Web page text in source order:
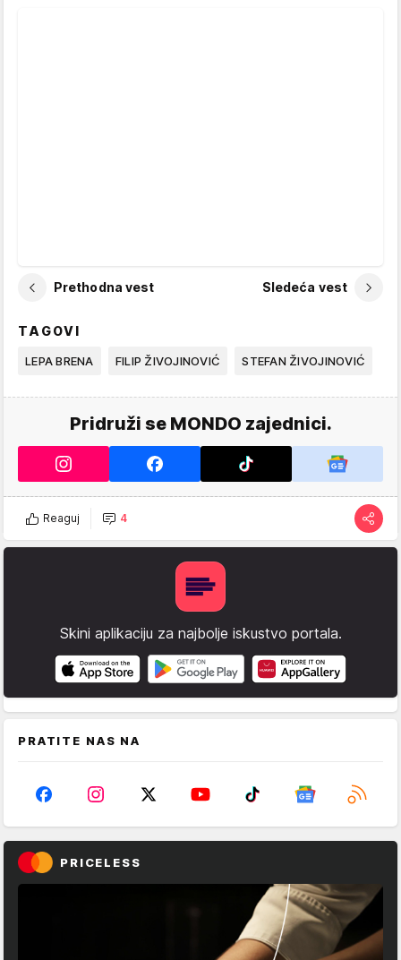
Prethodna vest Sledeća vest
TAGOVI
LEPA BRENA FILIP ŽIVOJINOVIĆ STEFAN ŽIVOJINOVIĆ
Pridruži se MONDO zajednici.
Reaguj 4
Skini aplikaciju za najbolje iskustvo portala.
PRATITE NAS NA
PRICELESS